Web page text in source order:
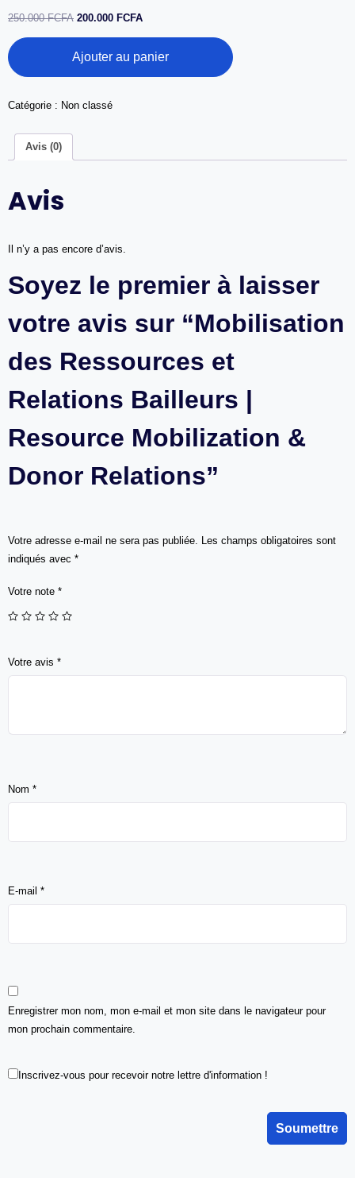
250.000FCFA Le
était :
250.000 FCFA.
200.000 FCFALe
est :
200.000 FCFA.
quantité
de
Mobilisation
Ressources
Relations
Bailleurs
|
Mobilization
&
Ajouter au panier
Catégorie : Non classé
Avis (0)
Avis
Il n’y a pas encore d’avis.
Soyez le premier à laisser
votre avis sur “Mobilisation
des Ressources et
Relations Bailleurs |
Resource Mobilization &
Donor Relations”
Votre adresse e-mail ne sera pas publiée. Les champs obligatoires sont
indiqués avec *
Votre note *
Votre avis *
Nom *
E-mail *
Enregistrer mon nom, mon e-mail et mon site dans le navigateur pour
mon prochain commentaire.
Inscrivez-vous pour recevoir notre lettre d'information !